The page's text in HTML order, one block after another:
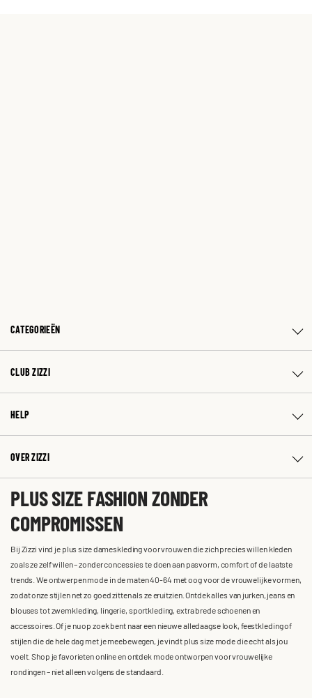
CATEGORIEËN
CLUB ZIZZI
HELP
OVER ZIZZI
PLUS SIZE FASHION ZONDER
COMPROMISSEN
Bij Zizzi vind je plus size dameskleding voor vrouwen die zich precies willen kleden
zoals ze zelf willen – zonder concessies te doen aan pasvorm, comfort of de laatste
trends. We ontwerpen mode in de maten 40-64 met oog voor de vrouwelijke vormen,
zodat onze stijlen net zo goed zitten als ze eruitzien. Ontdek alles van jurken, jeans en
blouses tot zwemkleding, lingerie, sportkleding, extra brede schoenen en
accessoires. Of je nu op zoek bent naar een nieuwe alledaagse look, feestkleding of
stijlen die de hele dag met je meebewegen, je vindt plus size mode die echt als jou
voelt. Shop je favorieten online en ontdek mode ontworpen voor vrouwelijke
rondingen – niet alleen volgens de standaard.